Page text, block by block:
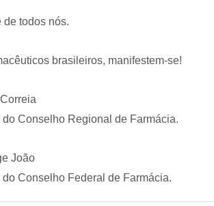
de todos nós.
brasileiros, manifestem-se!
do Conselho Regional de Farmácia.
João
do Conselho Federal de Farmácia.
CRF-AL reforça importância do
farmacêutico em nova resolução
29 de janeiro de 2026